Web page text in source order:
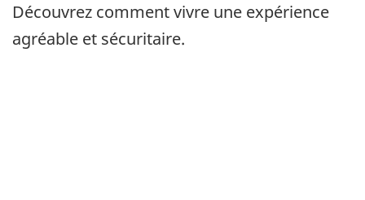
Découvrez comment vivre une expérience
agréable et sécuritaire.